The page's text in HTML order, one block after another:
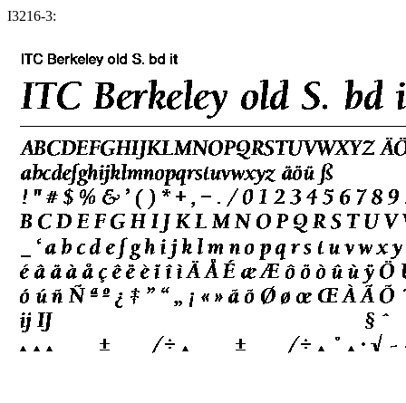
I3216-3: